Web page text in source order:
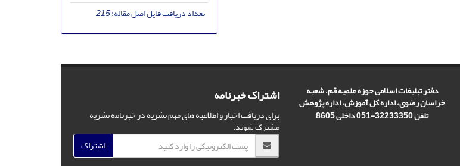
تعداد دریافت فایل اصل مقاله:215
دفتر تبلیغات اسلامی حوزه علمیه قم، شعبه
خراسان رضوی، اداره کل آموزش، اداره پژوهش
تلفن 32233350-051 داخلی 8605
اشتراک خبرنامه
برای دریافت اخبار و اطلاعیه های مهم نشریه در خبرنامه نشریه
مشترک شوید.
اشتراک